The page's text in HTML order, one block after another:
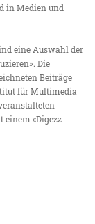
in Medien und
eine Auswahl der
Die
Beiträge
für Multimedia
«Digezz-